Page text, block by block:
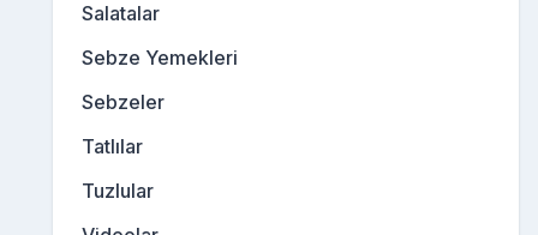
Salatalar
Sebze Yemekleri
Sebzeler
Tatlılar
Tuzlular